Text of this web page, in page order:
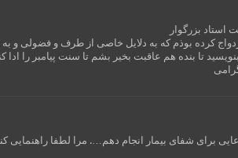
استاد بزرگوار
ازدواج کرده بوذم که به دلایل خاصی از طرف و فضولی و
تا بنده هم عاقبت بخیر بشم تا سنت پیامبر را
برای شفای بیمار انجام دهم…. مرا لطفا راهنمایی